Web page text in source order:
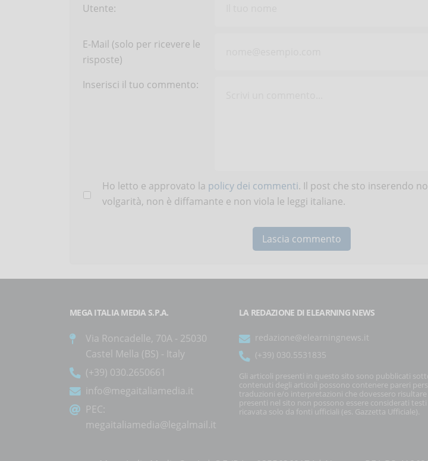
Utente:
E-Mail (solo per ricevere le
risposte)
Inserisci il tuo commento:
Ho letto e approvato la policy dei commenti. Il post che sto inserendo
volgarità, non è diffamante e non viola le leggi italiane.
MEGA ITALIA MEDIA S.P.A.
Via Roncadelle, 70A - 25030
Castel Mella (BS) - Italy
(+39) 030.2650661
info@megaitaliamedia.it
PEC:
megaitaliamedia@legalmail.it
LA REDAZIONE DI ELEARNING NEWS
redazione@elearningnews.it
(+39) 030.5531835
Gli articoli presenti in questo sito sono pubblicati
contenuti degli articoli possono contenere pareri
traduzioni e/o interpretazioni che dovessero
presenti nel sito non possono essere considerati
ricavata solo da fonti ufficiali (es. Gazzetta Ufficiale).